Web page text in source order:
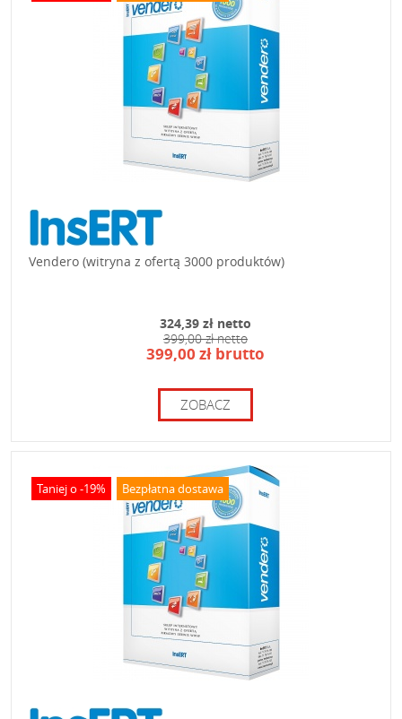
Vendero (witryna z ofertą 3000 produktów)
324,39 zł netto
399,00 zł netto
399,00 zł brutto
ZOBACZ
Taniej o -19% Bezpłatna dostawa